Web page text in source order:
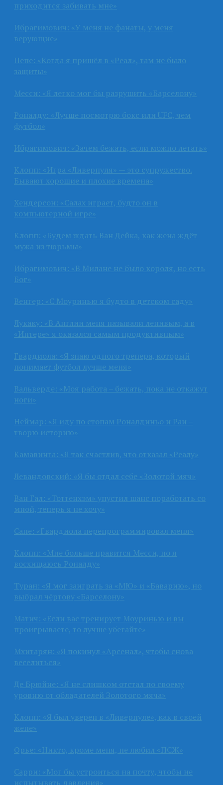
приходится забивать мне»
Ибрагимович: «У меня не фанаты, у меня
верующие»
Пепе: «Когда я пришёл в «Реал», там не было
защиты»
Месси: «Я легко мог бы разрушить «Барселону»
Роналду: «Лучше посмотрю бокс или UFC, чем
футбол»
Ибрагимович: «Зачем бежать, если можно летать»
Клопп: «Игра «Ливерпуля» — это супружество.
Бывают хорошие и плохие времена»
Хендерсон: «Салах играет, будто он в
компьютерной игре»
Клопп: «Будем ждать Ван Дейка, как жена ждёт
мужа из тюрьмы»
Ибрагимович: «В Милане не было короля, но есть
Бог»
Венгер: «С Моуринью я будто в детском саду»
Лукаку: «В Англии меня называли ленивым, а в
«Интере» я оказался самым продуктивным»
Гвардиола: «Я знаю одного тренера, который
понимает футбол лучше меня»
Вальверде: «Моя работа – бежать, пока не откажут
ноги»
Неймар: «Я иду по стопам Роналдиньо и Раи –
творю историю»
Камавинга: «Я так счастлив, что отказал «Реалу»
Левандовский: «Я бы отдал себе «Золотой мяч»
Ван Гал: «Тоттенхэм» упустил шанс поработать со
мной, теперь я не хочу»
Сане: «Гвардиола перепрограммировал меня»
Клопп: «Мне больше нравится Месси, но я
восхищаюсь Роналду»
Туран: «Я мог заиграть за «МЮ» и «Баварию», но
выбрал чёртову «Барселону»
Матич: «Если вас тренирует Моуринью и вы
проигрываете, то лучше убегайте»
Мхитарян: «Я покинул «Арсенал», чтобы снова
веселиться»
Де Брюйне: «Я не слишком отстал по своему
уровню от обладателей Золотого мяча»
Клопп: «Я был уверен в «Ливерпуле», как в своей
жене»
Орье: «Никто, кроме меня, не любил «ПСЖ»
Сарри: «Мог бы устроиться на почту, чтобы не
испытывать давления»